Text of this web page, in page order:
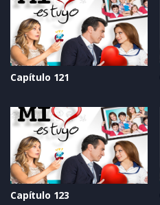
Capítulo 121
Capítulo 123